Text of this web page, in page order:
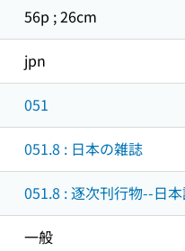
56p ; 26cm
jpn
051
051.8 : 日本の雑誌
051.8 : 逐次刊行物--日
一般